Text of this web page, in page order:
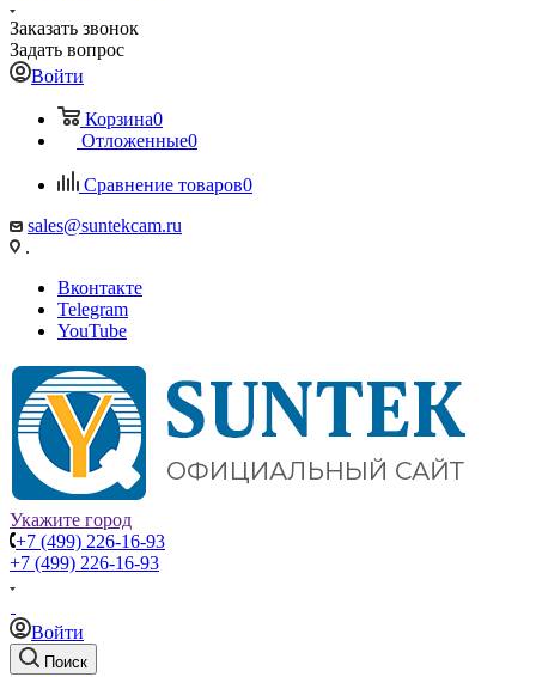
Заказать звонок
Задать вопрос
Войти
Корзина0
Отложенные0
Сравнение товаров0
sales@suntekcam.ru
.
Вконтакте
Telegram
YouTube
Укажите город
+7 (499) 226-16-93
+7 (499) 226-16-93
Войти
Поиск